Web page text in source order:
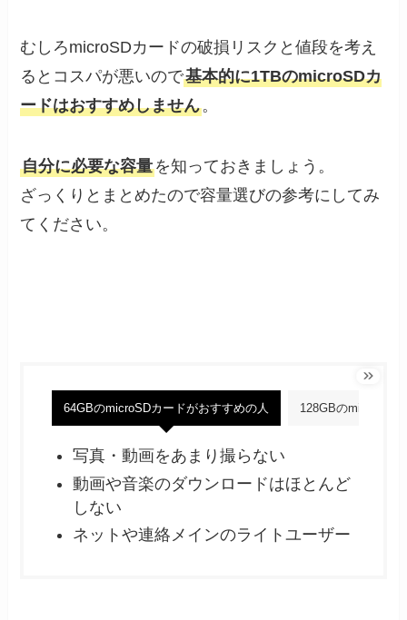
むしろmicroSDカードの破損リスクと値段を考え
るとコスパが悪いので基本的に1TBのmicroSDカ
ードはおすすめしません。
自分に必要な容量を知っておきましょう。
ざっくりとまとめたので容量選びの参考にしてみ
てください。
64GBのmicroSDカードがおすすめの人 128GBのmicroSD
写真・動画をあまり撮らない
動画や音楽のダウンロードはほとんど
しない
ネットや連絡メインのライトユーザー